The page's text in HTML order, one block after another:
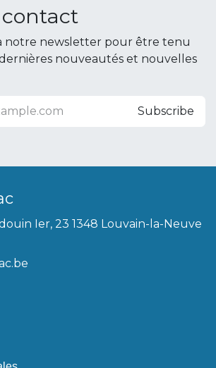
notre newsletter pour être tenu
nouveautés et nouvelles
Subscribe
Ier, 23 1348 Louvain-la-Neuve